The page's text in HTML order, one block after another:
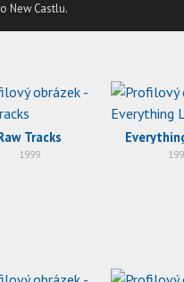
New Castlu.
Tracks
1999